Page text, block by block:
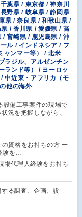
葉県 / 東京都 / 神奈川
野県 / 岐阜県 / 静岡県
県 / 奈良県 / 和歌山県 /
/ 香川県 / 愛媛県 / 高
/ 宮崎県 / 鹿児島県 / 沖
ル / インドネシア / フ
ャンマー等） / 北米
ラジル、アルゼンチン
ランド等） / ヨーロッ
中近東・アフリカ（モ
他の海外
設備工事案件の現場で
況を把握しながら、
の資格をお持ちの方 一
験を…
場代理人経験をお持ち
る調査、企画、設